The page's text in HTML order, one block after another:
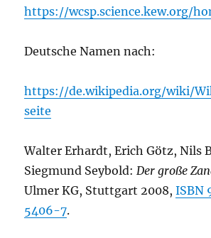
https://wcsp.science.kew.org/
Deutsche Namen nach:
https://de.wikipedia.org/wiki/
seite
Walter Erhardt, Erich Götz, Nils
Siegmund Seybold:Der große
Ulmer KG, Stuttgart 2008,ISBN
5406-7.